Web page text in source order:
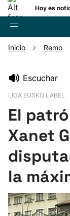
Hoy es
Pelota
Remo
Inicio Remo
Escuchar
LIGA EUSKO LABEL
El
Xanet
la